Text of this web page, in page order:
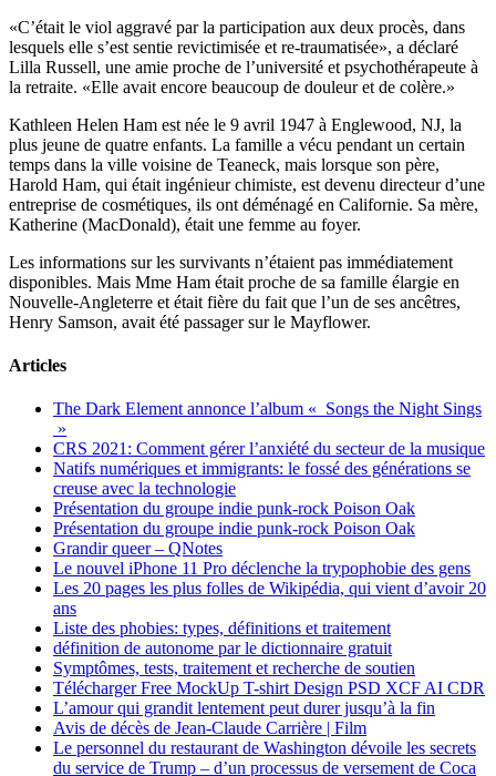
«C’était le viol aggravé par la participation aux deux procès, dans
lesquels elle s’est sentie revictimisée et re-traumatisée», a déclaré
Lilla Russell, une amie proche de l’université et psychothérapeute à
la retraite. «Elle avait encore beaucoup de douleur et de colère.»
Kathleen Helen Ham est née le 9 avril 1947 à Englewood, NJ, la
plus jeune de quatre enfants. La famille a vécu pendant un certain
temps dans la ville voisine de Teaneck, mais lorsque son père,
Harold Ham, qui était ingénieur chimiste, est devenu directeur d’une
entreprise de cosmétiques, ils ont déménagé en Californie. Sa mère,
Katherine (MacDonald), était une femme au foyer.
Les informations sur les survivants n’étaient pas immédiatement
disponibles. Mais Mme Ham était proche de sa famille élargie en
Nouvelle-Angleterre et était fière du fait que l’un de ses ancêtres,
Henry Samson, avait été passager sur le Mayflower.
Articles
The Dark Element annonce l’album « Songs the Night Sings
»
CRS 2021: Comment gérer l’anxiété du secteur de la musique
Natifs numériques et immigrants: le fossé des générations se
creuse avec la technologie
Présentation du groupe indie punk-rock Poison Oak
Présentation du groupe indie punk-rock Poison Oak
Grandir queer – QNotes
Le nouvel iPhone 11 Pro déclenche la trypophobie des gens
Les 20 pages les plus folles de Wikipédia, qui vient d’avoir 20
ans
Liste des phobies: types, définitions et traitement
définition de autonome par le dictionnaire gratuit
Symptômes, tests, traitement et recherche de soutien
Télécharger Free MockUp T-shirt Design PSD XCF AI CDR
L’amour qui grandit lentement peut durer jusqu’à la fin
Avis de décès de Jean-Claude Carrière | Film
Le personnel du restaurant de Washington dévoile les secrets
du service de Trump – d’un processus de versement de Coca